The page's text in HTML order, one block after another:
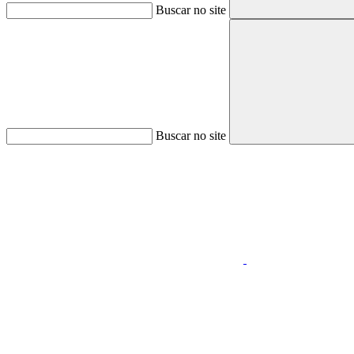
Buscar no site
Buscar no site